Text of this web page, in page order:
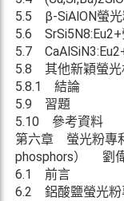
5.5 β-SiAlON螢
5.6 SrSi5N8:Eu2+
5.7
5.8 其他新穎螢光
5.8.1 結論
5.9 習題
5.10 參考資料
第六章 螢光粉專
phosphors） 劉
6.1 前言
6.2 鋁酸鹽螢光粉